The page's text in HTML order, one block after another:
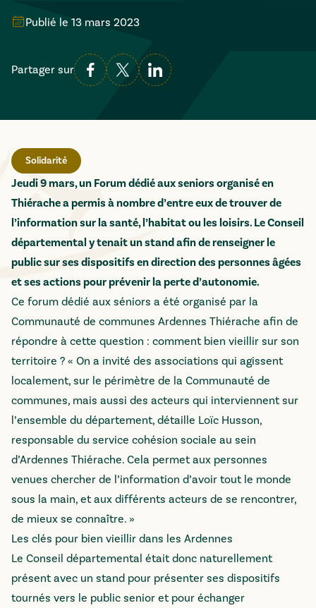
Publié le 13 mars 2023
Partager sur
Solidarité
Jeudi 9 mars, un Forum dédié aux seniors organisé en
Thiérache a permis à nombre d’entre eux de trouver de
l’information sur la santé, l’habitat ou les loisirs. Le Conseil
départemental y tenait un stand afin de renseigner le
public sur ses dispositifs en direction des personnes âgées
et ses actions pour prévenir la perte d’autonomie.
Ce forum dédié aux séniors a été organisé par la
Communauté de communes Ardennes Thiérache afin de
répondre à cette question : comment bien vieillir sur son
territoire ? « On a invité des associations qui agissent
localement, sur le périmètre de la Communauté de
communes, mais aussi des acteurs qui interviennent sur
l’ensemble du département, détaille Loïc Husson,
responsable du service cohésion sociale au sein
d’Ardennes Thiérache. Cela permet aux personnes
venues chercher de l’information d’avoir tout le monde
sous la main, et aux différents acteurs de se rencontrer,
de mieux se connaître. »
Les clés pour bien vieillir dans les Ardennes
Le Conseil départemental était donc naturellement
présent avec un stand pour présenter ses dispositifs
tournés vers le public senior et pour échanger